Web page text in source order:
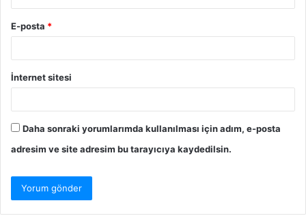
E-posta *
İnternet sitesi
Daha sonraki yorumlarımda kullanılması için adım, e-posta
adresim ve site adresim bu tarayıcıya kaydedilsin.